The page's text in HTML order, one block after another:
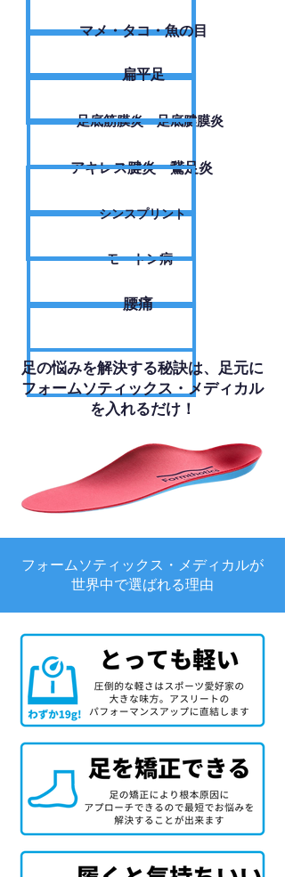
​マメ・タコ・魚の目
扁平足
足底筋膜炎・足底腱膜炎
アキレス腱炎・鵞足炎
シンスプリント
モートン病
腰痛
足の悩みを解決する秘訣は、足元に
フォームソティックス・メディカル
を入れるだけ！
フォームソティックス・メディカルが
世界中で選ばれる理由